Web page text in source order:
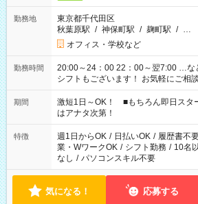
勤務地
東京都千代田区
秋葉原駅 / 神保町駅 / 麹町駅 / …
オフィス・学校など
勤務時間
20:00～24：00 22：00～翌7:00 …など1日
シフトもございます！ お気軽にご相
期間
激短1日～OK！ ■もちろん即日ス
はアナタ次第！
特徴 週1日からOK / 日払いOK / 履歴書不
業・WワークOK / シフト勤務 / 10名
なし / パソコンスキル不要
気になる！ 応募する